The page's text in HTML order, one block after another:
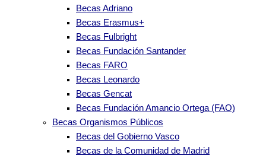
Becas Adriano
Becas Erasmus+
Becas Fulbright
Becas Fundación Santander
Becas FARO
Becas Leonardo
Becas Gencat
Becas Fundación Amancio Ortega (FAO)
Becas Organismos Públicos
Becas del Gobierno Vasco
Becas de la Comunidad de Madrid